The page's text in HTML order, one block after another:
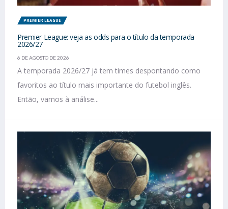
PREMIER LEAGUE
Premier League: veja as odds para o título da temporada
2026/27
6 DE AGOSTO DE 2026
A temporada 2026/27 já tem times despontando como
favoritos ao título mais importante do futebol inglês.
Então, vamos à análise...